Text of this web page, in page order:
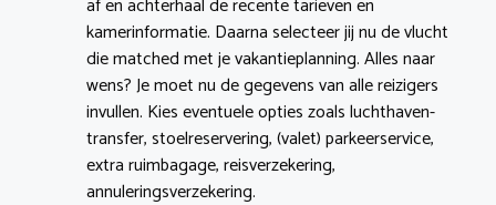
af en achterhaal de recente tarieven en
kamerinformatie. Daarna selecteer jij nu de vlucht
die matched met je vakantieplanning. Alles naar
wens? Je moet nu de gegevens van alle reizigers
invullen. Kies eventuele opties zoals luchthaven-
transfer, stoelreservering, (valet) parkeerservice,
extra ruimbagage, reisverzekering,
annuleringsverzekering.